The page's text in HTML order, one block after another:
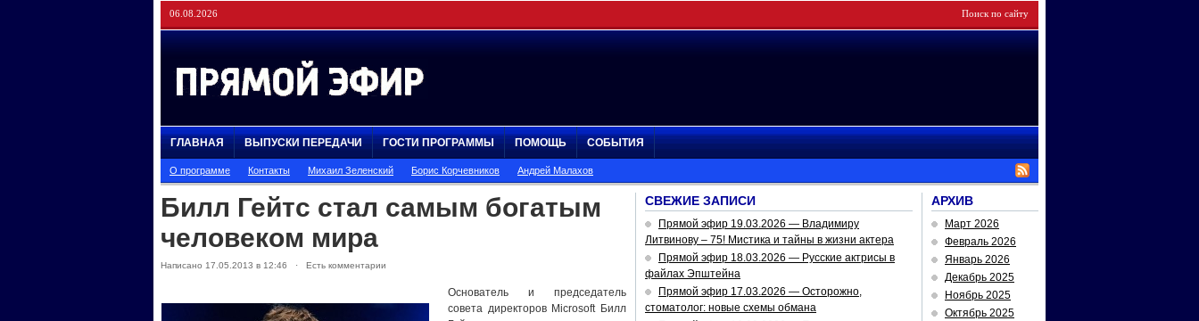
06.08.2026
ГЛАВНАЯ ВЫПУСКИ ПЕРЕДАЧИ ГОСТИ ПРОГРАММЫ ПОМОЩЬ СОБЫТИЯ
О программе Контакты Михаил Зеленский Борис Корчевников Андрей Малахов
Билл Гейтс стал самым богатым
человеком мира
Написано 17.05.2013 в 12:46 · Есть комментарии
Основатель и председатель
совета директоров Microsoft Билл
СВЕЖИЕ ЗАПИСИ
Прямой эфир 19.03.2026 — Владимиру
Литвинову – 75! Мистика и тайны в жизни актера
Прямой эфир 18.03.2026 — Русские актрисы в
файлах Эпштейна
Прямой эфир 17.03.2026 — Осторожно,
стоматолог: новые схемы обмана
АРХИВ
Март 2026
Февраль 2026
Январь 2026
Декабрь 2025
Ноябрь 2025
Октябрь 2025